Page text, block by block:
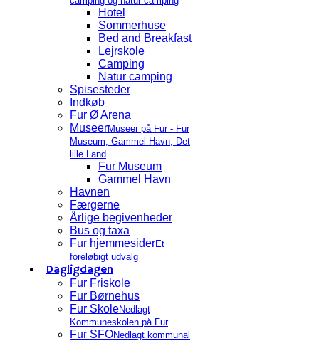
Hotel
Sommerhuse
Bed and Breakfast
Lejrskole
Camping
Natur camping
Spisesteder
Indkøb
Fur Ø Arena
MuseerMuseer på Fur - Fur
Museum, Gammel Havn, Det
lille Land
Fur Museum
Gammel Havn
Havnen
Færgerne
Årlige begivenheder
Bus og taxa
Fur hjemmesiderEt
foreløbigt udvalg
Dagligdagen
Fur Friskole
Fur Børnehus
Fur SkoleNedlagt
Kommuneskolen på Fur
Fur SFONedlagt kommunal